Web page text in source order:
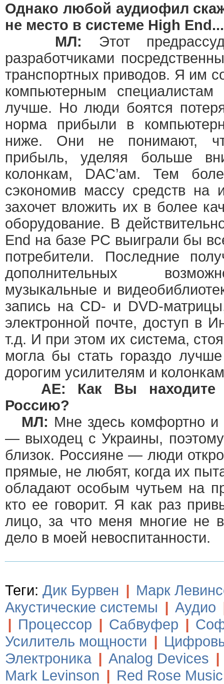
Однако любой аудиофил
не место в системе High End...
МЛ:
Этот
разработчиками
транспортных приводов. Я им
компьютерным
лучше. Но люди боятся
норма прибыли в
ниже. Они не понимают,
прибыль, уделяя больше
колонкам, DAC’ам. Тем
сэкономив массу средств на
захочет вложить их в более
оборудование. В
End на базе PC выиграли бы
потребители. Последние
дополнительных
музыкальные и
запись на CD- и DVD-
электронной почте, доступ в
т.д. И при этом их система,
могла бы стать гораздо
дорогим усилителям и
АЕ: Как Вы находите
Россию?
МЛ: Мне здесь комфортно и
— выходец с Украины,
близок. Россияне — люди
прямые, не любят, когда их
обладают особым чутьем на
кто ее говорит. Я как раз
лицо, за что меня многие не
дело в моей невоспитанности.
Теги: Дик Бурвен | Марк
Акустические системы | Аудио
| Процессор | Сабвуфер |
Усилитель мощности |
Электроника | Analog Devices |
Mark Levinson | Red Rose Music